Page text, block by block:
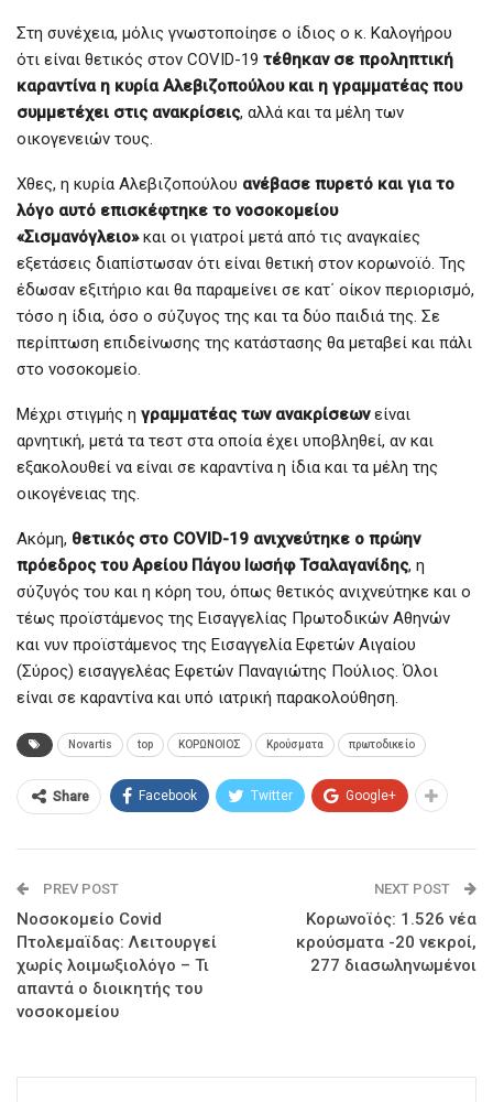
Στη συνέχεια, μόλις γνωστοποίησε ο ίδιος ο κ. Καλογήρου
ότι είναι θετικός στον COVID-19 τέθηκαν σε προληπτική
καραντίνα η κυρία Αλεβιζοπούλου και η γραμματέας που
συμμετέχει στις ανακρίσεις, αλλά και τα μέλη των
οικογενειών τους.
Χθες, η κυρία Αλεβιζοπούλου ανέβασε πυρετό και για το
λόγο αυτό επισκέφτηκε το νοσοκομείου
«Σισμανόγλειο»και οι γιατροί μετά από τις αναγκαίες
εξετάσεις διαπίστωσαν ότι είναι θετική στον κορωνοϊό. Της
έδωσαν εξιτήριο και θα παραμείνει σε κατ΄ οίκον περιορισμό,
τόσο η ίδια, όσο ο σύζυγος της και τα δύο παιδιά της. Σε
περίπτωση επιδείνωσης της κατάστασης θα μεταβεί και πάλι
στο νοσοκομείο.
Μέχρι στιγμής η γραμματέας των ανακρίσεωνείναι
αρνητική, μετά τα τεστ στα οποία έχει υποβληθεί, αν και
εξακολουθεί να είναι σε καραντίνα η ίδια και τα μέλη της
οικογένειας της.
Ακόμη, θετικός στο COVID-19 ανιχνεύτηκε ο πρώην
πρόεδρος του Αρείου Πάγου Ιωσήφ Τσαλαγανίδης, η
σύζυγός του και η κόρη του, όπως θετικός ανιχνεύτηκε και ο
τέως προϊστάμενος της Εισαγγελίας Πρωτοδικών Αθηνών
και νυν προϊστάμενος της Εισαγγελία Εφετών Αιγαίου
(Σύρος) εισαγγελέας Εφετών Παναγιώτης Πούλιος. Όλοι
είναι σε καραντίνα και υπό ιατρική παρακολούθηση.
Novartis top ΚΟΡΩΝΟΙΟΣ Κρούσματα πρωτοδικείο
Share Facebook Twitter Google+
PREV POST
Νοσοκομείο Covid
Πτολεμαϊδας: Λειτουργεί
χωρίς λοιμωξιολόγο – Τι
απαντά ο διοικητής του
νοσοκομείου
NEXT POST
Κορωνοϊός: 1.526 νέα
κρούσματα -20 νεκροί,
277 διασωληνωμένοι